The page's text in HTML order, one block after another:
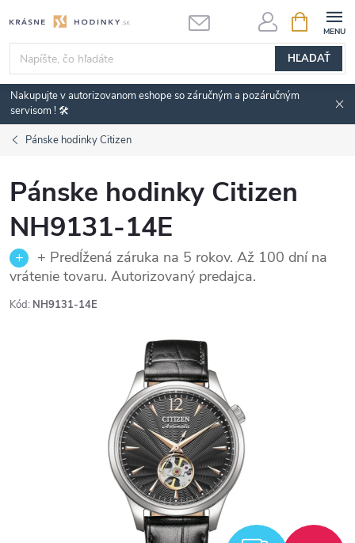
na
obsah
HĽADAŤ
KOŠÍK
Nakupujte v autorizovanom eshope so záručným a pozáručným
servisom ! 🛠️
Pánske hodinky Citizen
Pánske hodinky Citizen
NH9131-14E
+ Predĺžená záruka na 5 rokov. Až 100 dní na
vrátenie tovaru. Autorizovaný predajca.
Kód: NH9131-14E